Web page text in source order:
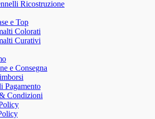
Ricostruzione
e Top
Colorati
Curativi
e Consegna
Pagamento
Condizioni